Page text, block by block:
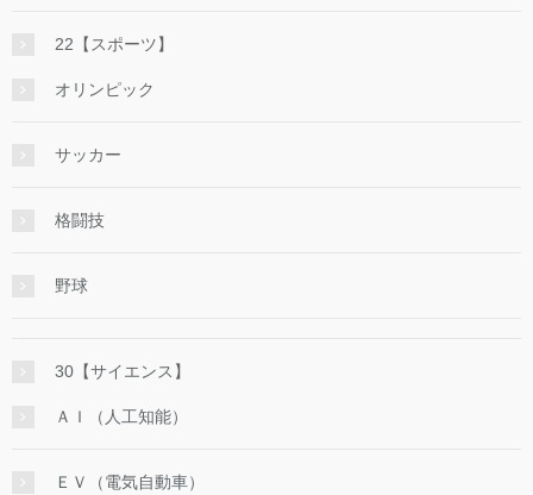
22【スポーツ】
オリンピック
サッカー
格闘技
野球
30【サイエンス】
ＡＩ（人工知能）
ＥＶ（電気自動車）